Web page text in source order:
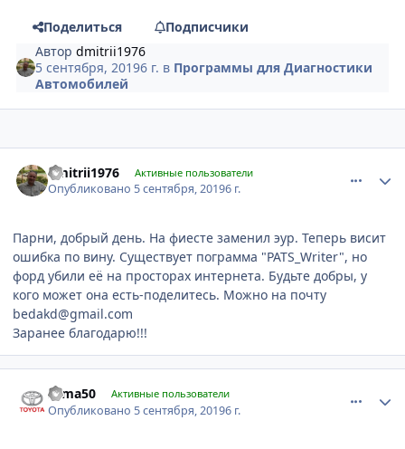
Поделиться
Подписчики
Авторdmitrii1976
5 сентября, 20196 г. в Программы для Диагностики
Автомобилей
dmitrii1976 Активные пользователи
Опубликовано 5 сентября, 20196 г.
Парни, добрый день. На фиесте заменил эур. Теперь висит
ошибка по вину. Существует пограмма "PATS_Writer", но
форд убили её на просторах интернета. Будьте добры, у
кого может она есть-поделитесь. Можно на почту
bedakd@gmail.com
Заранее благодарю!!!
sema50 Активные пользователи
Опубликовано 5 сентября, 20196 г.